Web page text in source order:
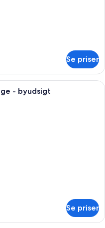
Se priser
hotelværelse med to senge, et
- byudsigt
Se priser